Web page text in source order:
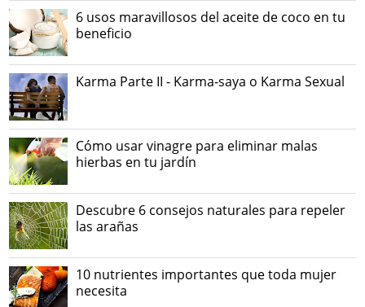
6 usos maravillosos del aceite de coco en tu
beneficio
Karma Parte II - Karma-saya o Karma Sexual
Cómo usar vinagre para eliminar malas
hierbas en tu jardín
Descubre 6 consejos naturales para repeler
las arañas
10 nutrientes importantes que toda mujer
necesita